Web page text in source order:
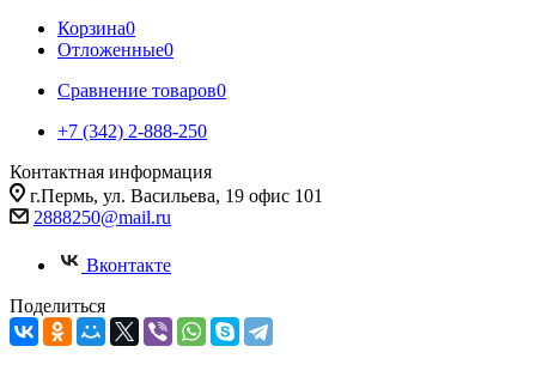
Корзина0
Отложенные0
Сравнение товаров0
+7 (342) 2-888-250
Контактная информация
г.Пермь, ул. Васильева, 19 офис 101
2888250@mail.ru
Вконтакте
Поделиться